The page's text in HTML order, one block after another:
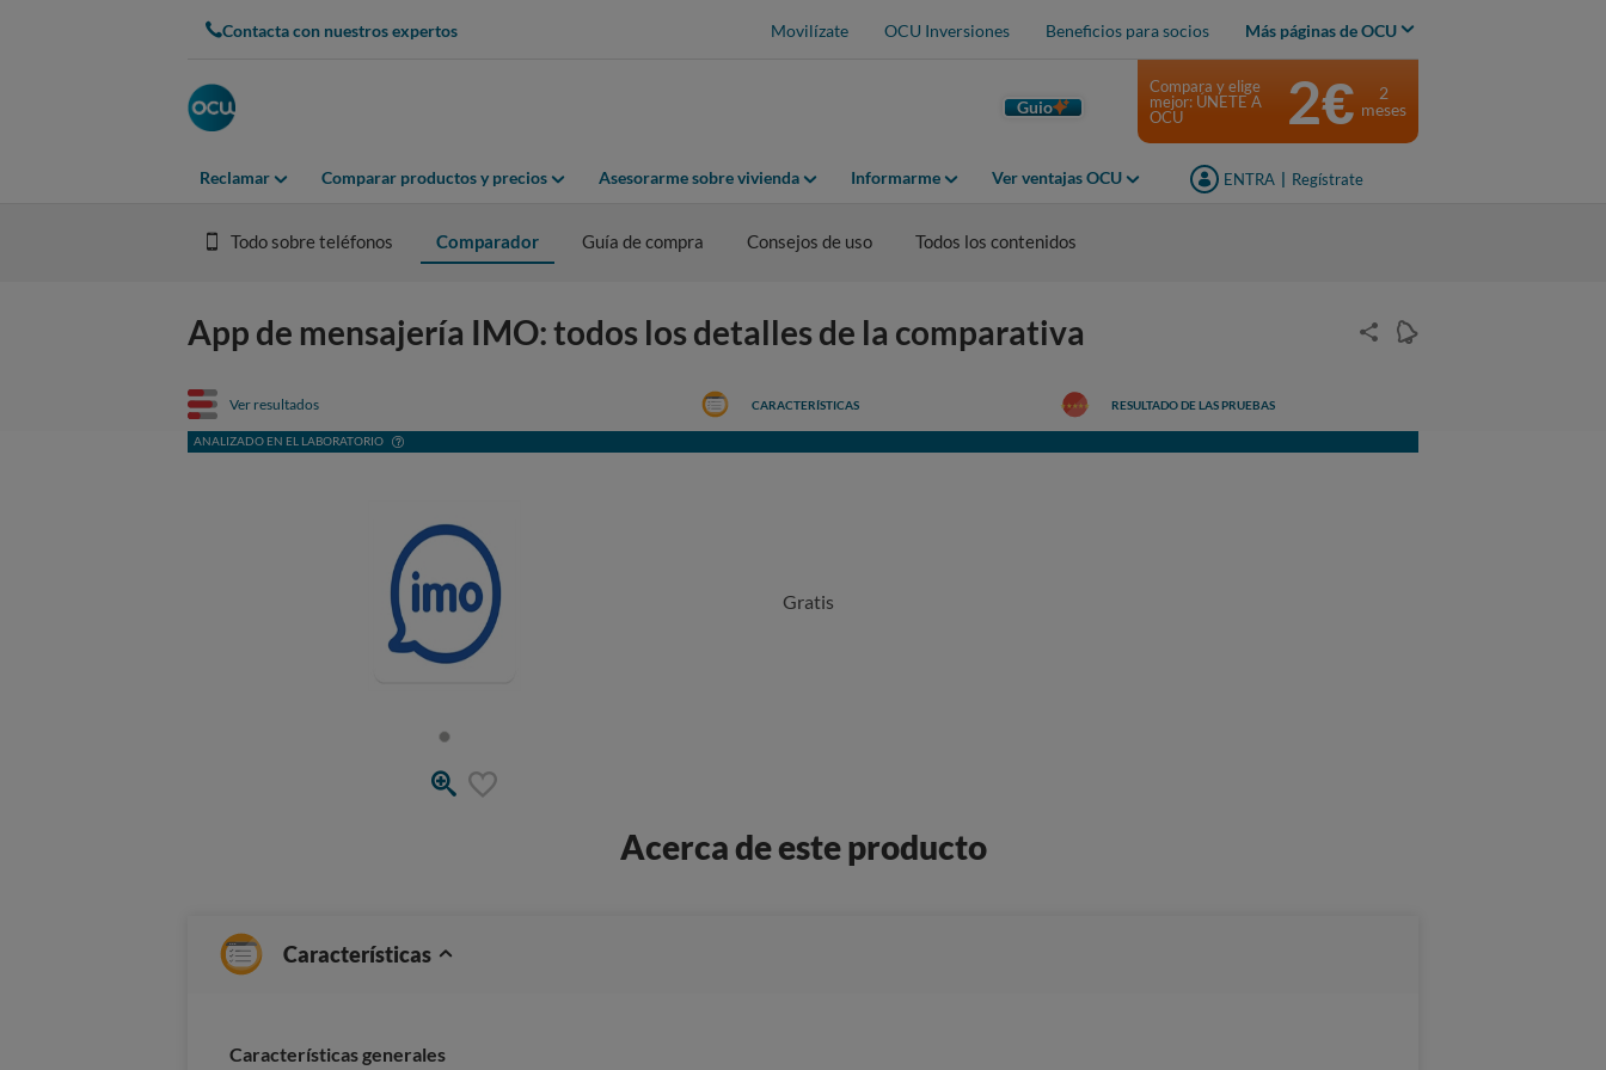
Contacta con nuestros expertos Movilízate OCU Inversiones Beneficios para socios Más páginas de OCU
Guio
Reclamar Comparar productos y precios Asesorarme sobre vivienda Informarme Ver ventajas OCU ENTRA Regístrate
Compara y elige
mejor: ÚNETE A
OCU
2€
2
meses
Todo sobre teléfonos Comparador Guía de compra Consejos de uso Todos los contenidos
App de mensajería IMO: todos los detalles de la comparativa
Ver resultados
ANALIZADO EN EL LABORATORIO
CARACTERÍSTICAS RESULTADO DE LAS PRUEBAS
Gratis
Acerca de este producto
Características
Características generales